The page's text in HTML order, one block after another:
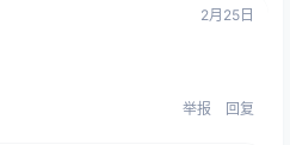
2月25日
举报 回复